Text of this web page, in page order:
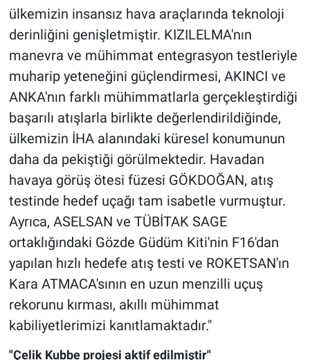
ülkemizin insansız hava araçlarında teknoloji
derinliğini genişletmiştir. KIZILELMA'nın
manevra ve mühimmat entegrasyon testleriyle
muharip yeteneğini güçlendirmesi, AKINCI ve
ANKA'nın farklı mühimmatlarla gerçekleştirdiği
başarılı atışlarla birlikte değerlendirildiğinde,
ülkemizin İHA alanındaki küresel konumunun
daha da pekiştiği görülmektedir. Havadan
havaya görüş ötesi füzesi GÖKDOĞAN, atış
testinde hedef uçağı tam isabetle vurmuştur.
Ayrıca, ASELSAN ve TÜBİTAK SAGE
ortaklığındaki Gözde Güdüm Kiti'nin F16'dan
yapılan hızlı hedefe atış testi ve ROKETSAN'ın
Kara ATMACA'sının en uzun menzilli uçuş
rekorunu kırması, akıllı mühimmat
kabiliyetlerimizi kanıtlamaktadır."
"Çelik Kubbe projesi aktif edilmiştir"